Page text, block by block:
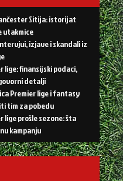
Sitija: istorijat
utakmice
izjave i skandali iz
lige: finansijski podaci,
detalji
Premier lige i fantasy
tim za pobedu
lige prošle sezone: šta
kampanju